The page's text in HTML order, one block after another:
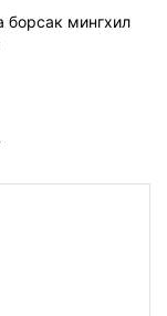
борсак мингхил